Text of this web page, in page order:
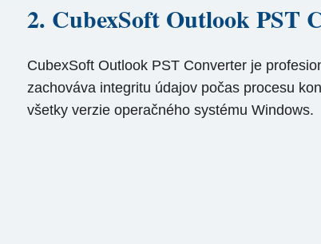
2. CubexSoft Outlook PST
CubexSoft Outlook PST Converter je
zachováva integritu údajov počas procesu
všetky verzie operačného systému Windows.